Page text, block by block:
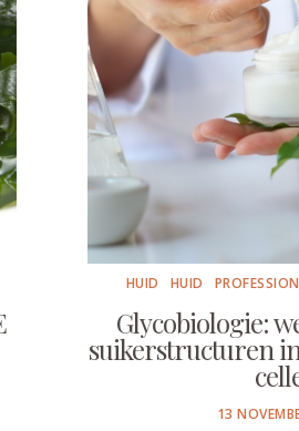
HUID HUID
Glycobiologie:
suikerstructuren
POSTED
13